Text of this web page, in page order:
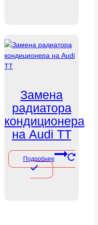
Замена
радиатора
кондиционера
на Audi TT
Подробнее